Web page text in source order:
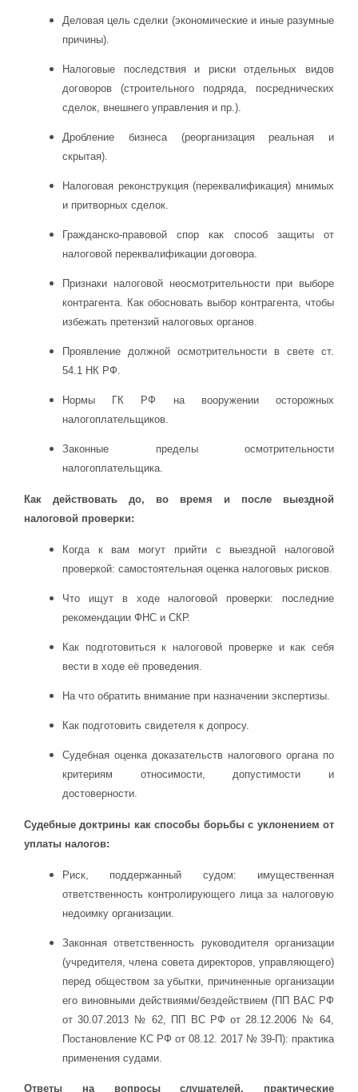
Деловая цель сделки (экономические и иные разумные
причины).
Налоговые последствия и риски отдельных видов
договоров (строительного подряда, посреднических
сделок, внешнего управления и пр.).
Дробление бизнеса (реорганизация реальная и
скрытая).
Налоговая реконструкция (переквалификация) мнимых
и притворных сделок.
Гражданско-правовой спор как способ защиты от
налоговой переквалификации договора.
Признаки налоговой неосмотрительности при выборе
контрагента. Как обосновать выбор контрагента, чтобы
избежать претензий налоговых органов.
Проявление должной осмотрительности в свете ст.
54.1 НК РФ.
Нормы ГК РФ на вооружении осторожных
налогоплательщиков.
Законные пределы осмотрительности
налогоплательщика.
Как действовать до, во время и после выездной
налоговой проверки:
Когда к вам могут прийти с выездной налоговой
проверкой: самостоятельная оценка налоговых рисков.
Что ищут в ходе налоговой проверки: последние
рекомендации ФНС и СКР.
Как подготовиться к налоговой проверке и как себя
вести в ходе её проведения.
На что обратить внимание при назначении экспертизы.
Как подготовить свидетеля к допросу.
Судебная оценка доказательств налогового органа по
критериям относимости, допустимости и
достоверности.
Судебные доктрины как способы борьбы с уклонением от
уплаты налогов:
Риск, поддержанный судом: имущественная
ответственность контролирующего лица за налоговую
недоимку организации.
Законная ответственность руководителя организации
(учредителя, члена совета директоров, управляющего)
перед обществом за убытки, причиненные организации
его виновными действиями/бездействием (ПП ВАС РФ
от 30.07.2013 № 62, ПП ВС РФ от 28.12.2006 № 64,
Постановление КС РФ от 08.12. 2017 № 39-П): практика
применения судами.
Ответы на вопросы слушателей, практические